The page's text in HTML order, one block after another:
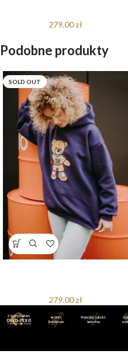
279.00zł
Podobne produkty
SOLD OUT
279.00zł